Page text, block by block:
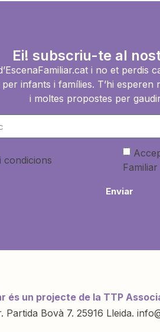
Ei! subscriu-te al
i no et perdis
infants i famílies. T’hi
i moltes propostes per
condicions
Familiar
Enviar
és un projecte de la TTP
Partida Bovà 7. 25916 Lleida.